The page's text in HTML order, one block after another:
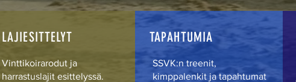
LAJIESITTELYT
Vinttikoirarodut ja
harrastuslajit esittelyssä.
TAPAHTUMIA
SSVK:n treenit,
kimppalenkit ja tapahtumat